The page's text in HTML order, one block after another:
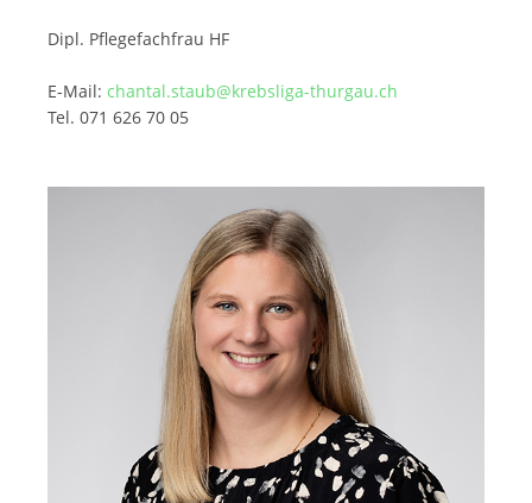
Dipl. Pflegefachfrau HF
E-Mail: chantal.staub@krebsliga-thurgau.ch
Tel. 071 626 70 05